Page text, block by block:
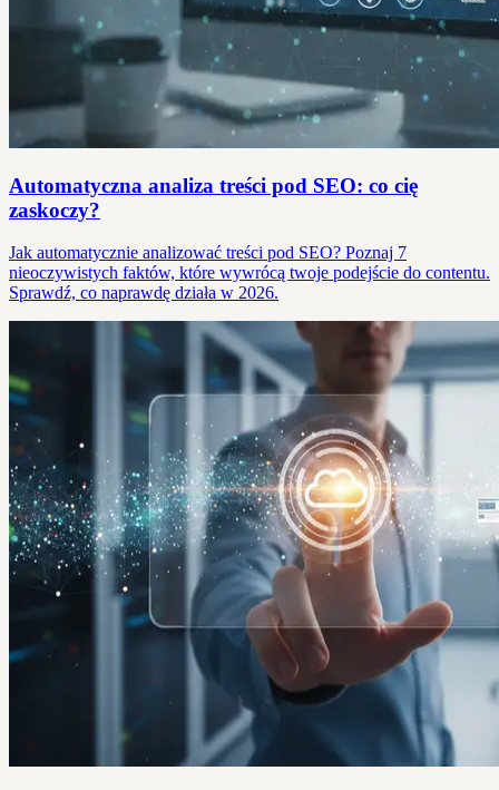
Automatyczna analiza treści pod SEO: co cię
zaskoczy?
Jak automatycznie analizować treści pod SEO? Poznaj 7
nieoczywistych faktów, które wywrócą twoje podejście do contentu.
Sprawdź, co naprawdę działa w 2026.